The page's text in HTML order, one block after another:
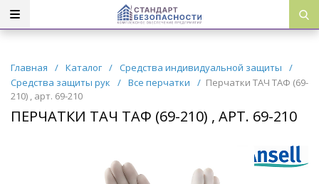
Главная / Каталог / Средства индивидуальной защиты
/
Средства защиты рук
/ Все перчатки / Перчатки ТАЧ ТАФ (69-
210) , арт. 69-210
ПЕРЧАТКИ ТАЧ ТАФ (69-210) , АРТ. 69-210